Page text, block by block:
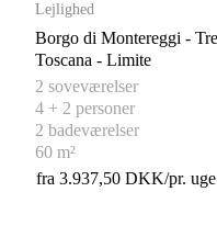
Lejlighed
Toscana - Limite
2 soveværelser
4 + 2 personer
2 badeværelser
60 m²
fra 3.937,50 DKK/pr. uge